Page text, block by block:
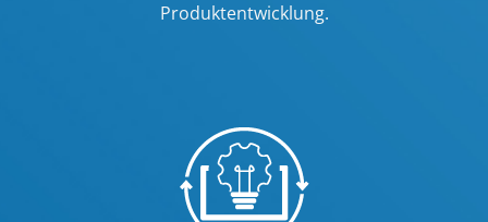
Produktentwicklung.